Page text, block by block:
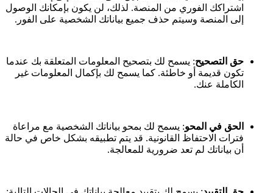
اشتراكك الفوري من المنصة. لذلك، لن يكون بإمكانك الوصول
إلى المنصة وسيتم حذف جميع بياناتك الشخصية على الفور.
حق التصحيح: يسمح لك بتصحيح المعلومات المتعلقة بك عندما
تكون قديمة أو خاطئة. كما يسمح لك بإكمال المعلومات غير
الكاملة عنك.
الحق في المحو: يسمح لك بمحو بياناتك الشخصية مع مراعاة
فترات الاحتفاظ القانونية. قد يتم تطبيقه بشكل خاص في حالة
أن بياناتك لم تعد ضرورية للمعالجة.